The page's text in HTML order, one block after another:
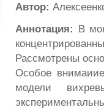
Автор:
Аннотация: В
Рассмотрены
Особое
модели